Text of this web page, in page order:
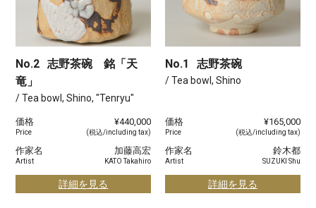
No.2 志野茶碗 銘「天
竜」
/ Tea bowl, Shino, "Tenryu"
価格
Price
¥440,000
(税込/including tax)
作家名
Artist
加藤高宏
KATO Takahiro
詳細を見る
No.1 志野茶碗
/ Tea bowl, Shino
価格
Price
¥165,000
(税込/including tax)
作家名
Artist
鈴木都
SUZUKI Shu
詳細を見る